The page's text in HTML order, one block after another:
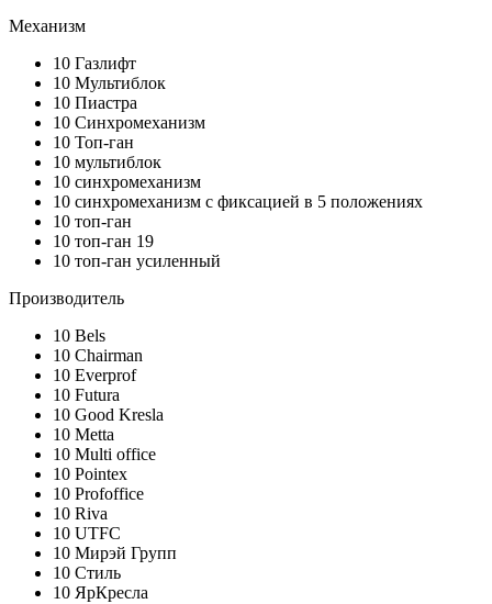
Механизм
10 Газлифт
10 Мультиблок
10 Пиастра
10 Синхромеханизм
10 Топ-ган
10 мультиблок
10 синхромеханизм
10 синхромеханизм с фиксацией в 5 положениях
10 топ-ган
10 топ-ган 19
10 топ-ган усиленный
Производитель
10 Bels
10 Chairman
10 Everprof
10 Futura
10 Good Kresla
10 Metta
10 Multi office
10 Pointex
10 Profoffice
10 Riva
10 UTFC
10 Мирэй Групп
10 Стиль
10 ЯрКресла